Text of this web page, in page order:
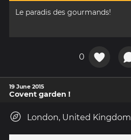
Le paradis des gourmands!
0
19 June 2015
Covent garden !
London, United Kingdom